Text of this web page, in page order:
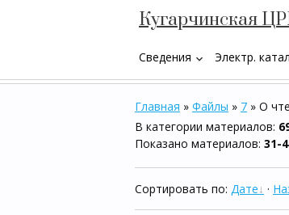
Кугарчинская
Сведения keyboard_arrow_down Электр.
Главная » Файлы » 7 » О
В категории материалов:
Показано материалов: 31-
Сортировать по: Дате ·